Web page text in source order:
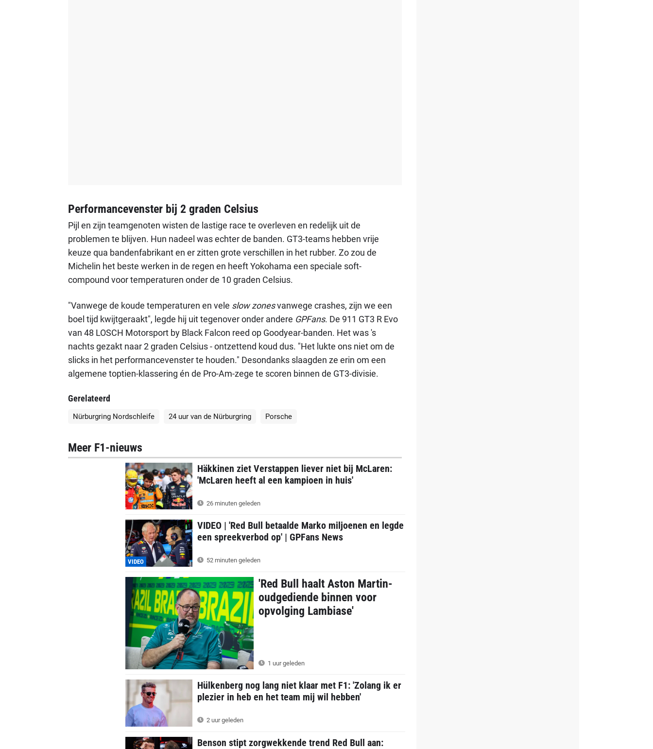
Performancevenster bij 2 graden Celsius
Pijl en zijn teamgenoten wisten de lastige race te overleven en redelijk uit de
problemen te blijven. Hun nadeel was echter de banden. GT3-teams hebben vrije
keuze qua bandenfabrikant en er zitten grote verschillen in het rubber. Zo zou de
Michelin het beste werken in de regen en heeft Yokohama een speciale soft-
compound voor temperaturen onder de 10 graden Celsius.
"Vanwege de koude temperaturen en vele slow zonesvanwege crashes, zijn we een
boel tijd kwijtgeraakt", legde hij uit tegenover onder andere GPFans. De 911 GT3 R Evo
van 48 LOSCH Motorsport by Black Falcon reed op Goodyear-banden. Het was 's
nachts gezakt naar 2 graden Celsius - ontzettend koud dus. "Het lukte ons niet om de
slicks in het performancevenster te houden." Desondanks slaagden ze erin om een
algemene toptien-klassering én de Pro-Am-zege te scoren binnen de GT3-divisie.
Gerelateerd
Nürburgring Nordschleife 24 uur van de Nürburgring Porsche
Meer F1-nieuws
Häkkinen ziet Verstappen liever niet bij McLaren:
'McLaren heeft al een kampioen in huis'
26 minuten geleden
VIDEO
VIDEO | 'Red Bull betaalde Marko miljoenen en legde
een spreekverbod op' | GPFans News
52 minuten geleden
'Red Bull haalt Aston Martin-
oudgediende binnen voor
opvolging Lambiase'
1 uur geleden
Hülkenberg nog lang niet klaar met F1: 'Zolang ik er
plezier in heb en het team mij wil hebben'
2 uur geleden
Benson stipt zorgwekkende trend Red Bull aan: